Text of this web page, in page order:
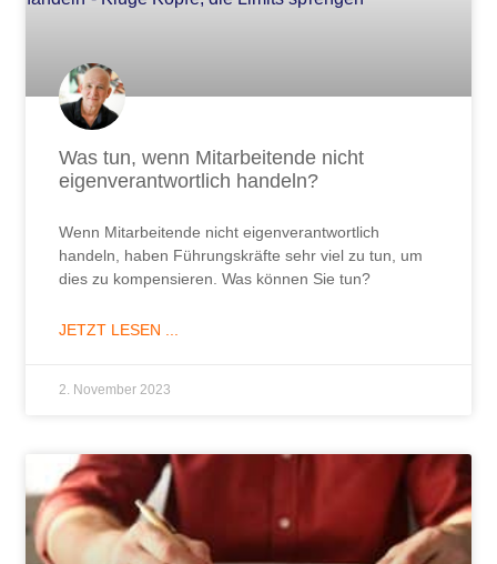
Was tun, wenn Mitarbeitende nicht
eigenverantwortlich handeln?
Wenn Mitarbeitende nicht eigenverantwortlich
handeln, haben Führungskräfte sehr viel zu tun, um
dies zu kompensieren. Was können Sie tun?
JETZT LESEN ...
2. November 2023